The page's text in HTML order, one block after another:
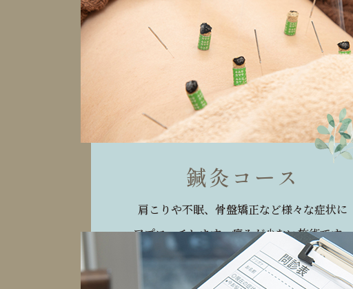
鍼灸コース
肩こりや不眠、骨盤矯正など様々な症状に
アプローチします。痛みが少ない施術です。